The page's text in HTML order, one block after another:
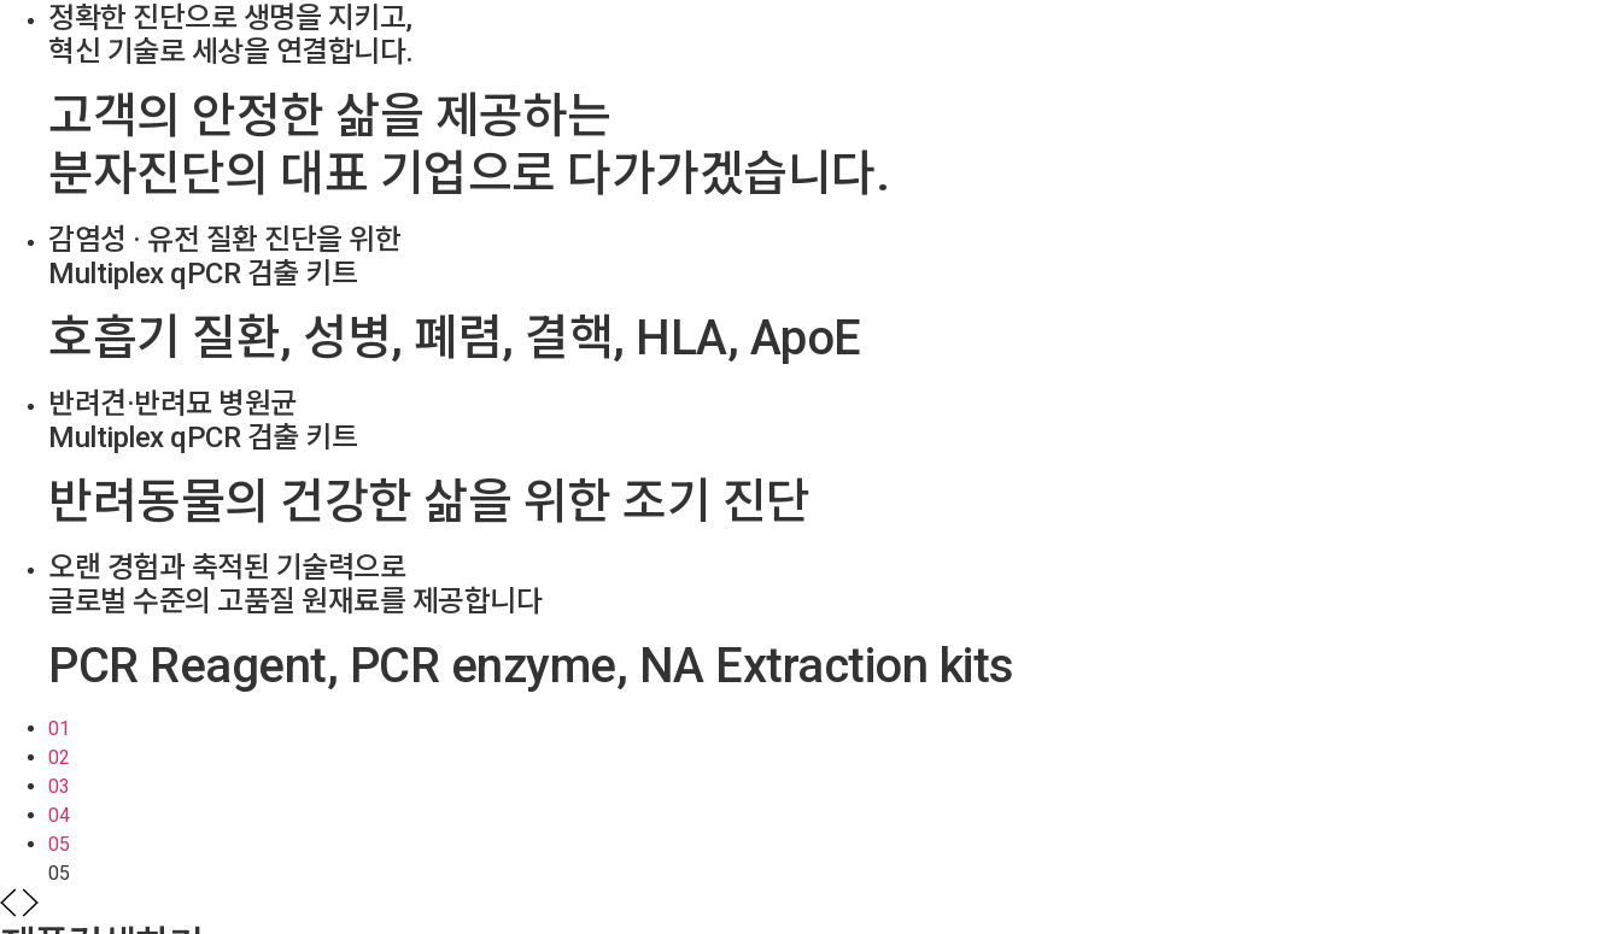
정확한 진단으로 생명을 지키고,
혁신 기술로 세상을 연결합니다.
고객의 안정한 삶을 제공하는
분자진단의 대표 기업으로 다가가겠습니다.
감염성 · 유전 질환 진단을 위한
Multiplex qPCR 검출 키트
호흡기 질환, 성병, 폐렴, 결핵, HLA, ApoE
반려견·반려묘 병원균
Multiplex qPCR 검출 키트
반려동물의 건강한 삶을 위한 조기 진단
오랜 경험과 축적된 기술력으로
글로벌 수준의 고품질 원재료를 제공합니다
PCR Reagent, PCR enzyme, NA Extraction kits
01
02
03
04
05
05